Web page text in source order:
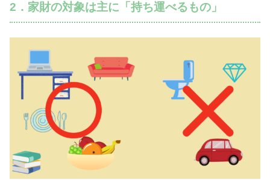
2．家財の対象は主に「持ち運べるもの」